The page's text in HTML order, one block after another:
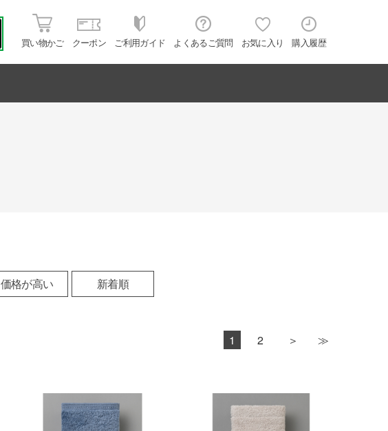
買い物かご クーポン ご利用ガイド よくあるご質問 お気に入り 購入履歴
価格が高い 新着順
1 2